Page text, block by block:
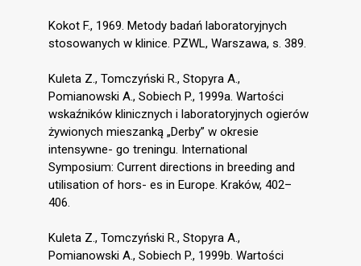
Kokot F., 1969. Metody badań laboratoryjnych
stosowanych w klinice. PZWL, Warszawa, s. 389.
Kuleta Z., Tomczyński R., Stopyra A.,
Pomianowski A., Sobiech P., 1999a. Wartości
wskaźników klinicznych i laboratoryjnych ogierów
żywionych mieszanką „Derby” w okresie
intensywne- go treningu. International
Symposium: Current directions in breeding and
utilisation of hors- es in Europe. Kraków, 402–
406.
Kuleta Z., Tomczyński R., Stopyra A.,
Pomianowski A., Sobiech P., 1999b. Wartości